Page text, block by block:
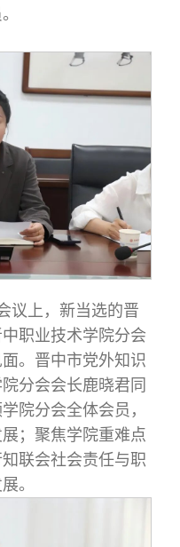
议上，新当选的晋
职业技术学院分会
。晋中市党外知识
分会会长鹿晓君同
院分会全体会员，
；聚焦学院重难点
联会社会责任与职
。